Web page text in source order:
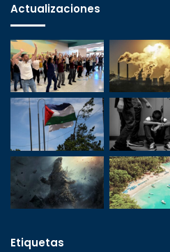
Actualizaciones
Etiquetas